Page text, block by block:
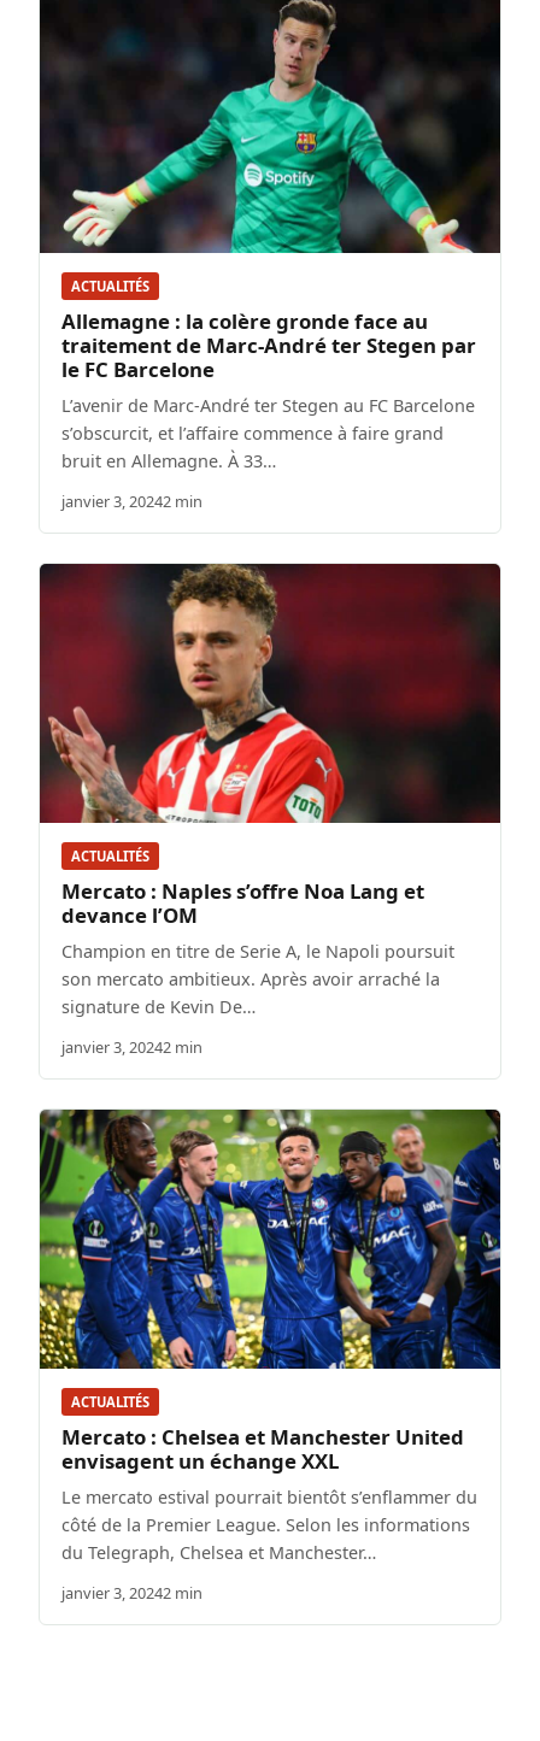
ACTUALITÉS
Allemagne : la colère gronde face au
traitement de Marc-André ter Stegen par
le FC Barcelone
L’avenir de Marc-André ter Stegen au FC Barcelone
s’obscurcit, et l’affaire commence à faire grand
bruit en Allemagne. À 33…
janvier 3, 20242 min
ACTUALITÉS
Mercato : Naples s’offre Noa Lang et
devance l’OM
Champion en titre de Serie A, le Napoli poursuit
son mercato ambitieux. Après avoir arraché la
signature de Kevin De…
janvier 3, 20242 min
ACTUALITÉS
Mercato : Chelsea et Manchester United
envisagent un échange XXL
Le mercato estival pourrait bientôt s’enflammer du
côté de la Premier League. Selon les informations
du Telegraph, Chelsea et Manchester…
janvier 3, 20242 min